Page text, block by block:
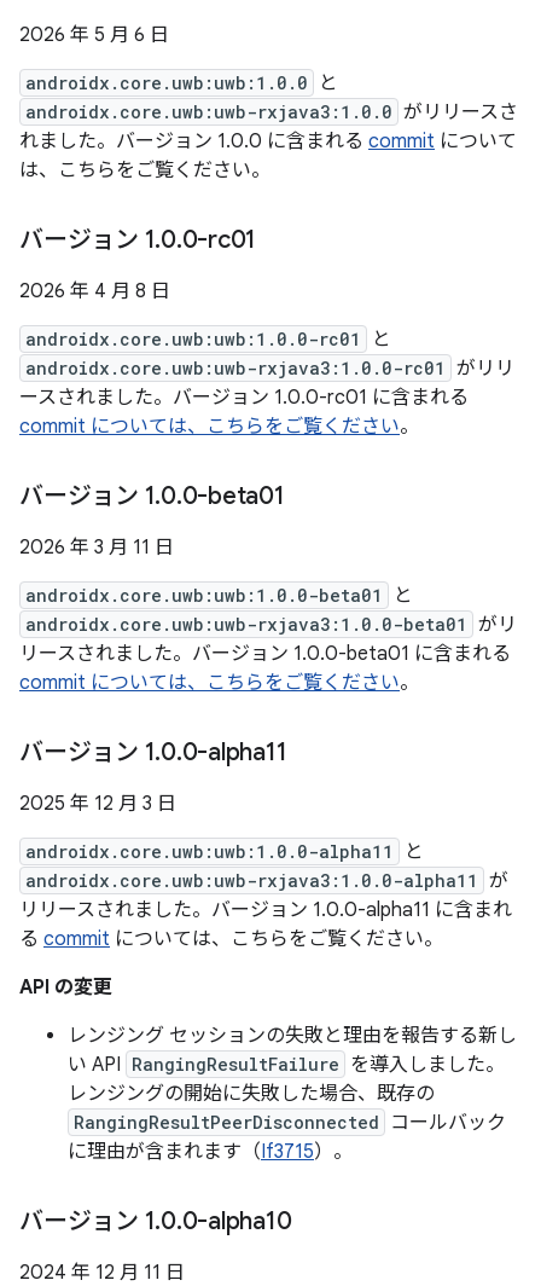
2026 年 5 月 6 日
androidx.core.uwb:uwb:1.0.0 と
androidx.core.uwb:uwb-rxjava3:1.0.0 がリリースさ
れました。バージョン 1.0.0 に含まれる commit について
は、こちらをご覧ください。
バージョン 1.0.0-rc01
2026 年 4 月 8 日
androidx.core.uwb:uwb:1.0.0-rc01 と
androidx.core.uwb:uwb-rxjava3:1.0.0-rc01
がリリ
ースされました。バージョン 1.0.0-rc01 に含まれる
commit については、こちらをご覧ください。
バージョン 1.0.0-beta01
2026 年 3 月 11 日
androidx.core.uwb:uwb:1.0.0-beta01 と
androidx.core.uwb:uwb-rxjava3:1.0.0-beta01
がリ
リースされました。バージョン 1.0.0-beta01 に含まれる
commit については、こちらをご覧ください。
バージョン 1.0.0-alpha11
2025 年 12 月 3 日
androidx.core.uwb:uwb:1.0.0-alpha11 と
androidx.core.uwb:uwb-rxjava3:1.0.0-alpha11
が
リリースされました。バージョン 1.0.0-alpha11 に含まれ
る commit については、こちらをご覧ください。
API の変更
レンジング セッションの失敗と理由を報告する新し
い API RangingResultFailure を導入しました。
レンジングの開始に失敗した場合、既存の
RangingResultPeerDisconnected
コールバック
に理由が含まれます（If3715）。
バージョン 1.0.0-alpha10
2024 年 12 月 11 日